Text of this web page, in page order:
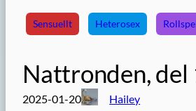
Sensuellt Heterosex
Nattronden, del
2025-01-20 Hailey